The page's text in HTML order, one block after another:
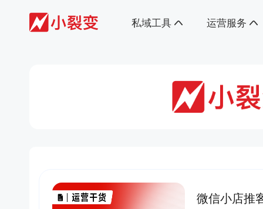
私域工具 运营服务
微信小店推